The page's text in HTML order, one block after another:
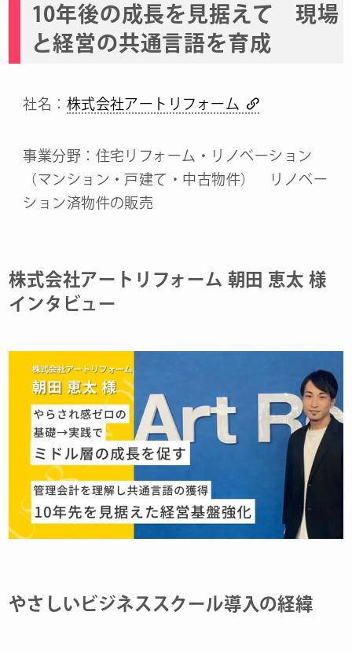
10年後の成長を見据えて 現場
と経営の共通言語を育成
社名： 株式会社アートリフォーム
事業分野：住宅リフォーム・リノベーション
（マンション・戸建て・中古物件） リノベー
ション済物件の販売
株式会社アートリフォーム 朝田 恵太 様
インタビュー
やさしいビジネススクール導入の経緯